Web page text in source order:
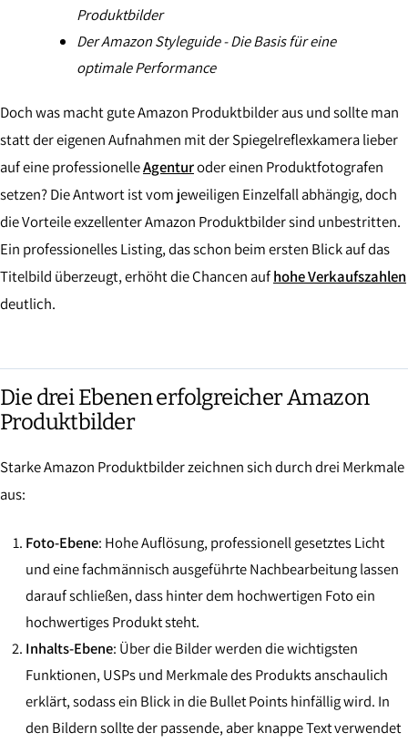
Produktbilder
Der Amazon Styleguide - Die Basis für eine
optimale Performance
Doch was macht gute Amazon Produktbilder aus und sollte man
statt der eigenen Aufnahmen mit der Spiegelreflexkamera lieber
auf eine professionelleAgenturoder einen Produktfotografen
setzen? Die Antwort ist vom jeweiligen Einzelfall abhängig, doch
die Vorteile exzellenter Amazon Produktbilder sind unbestritten.
Ein professionelles Listing, das schon beim ersten Blick auf das
Titelbild überzeugt, erhöht die Chancen aufhohe Verkaufszahlen
deutlich.
Die drei Ebenen erfolgreicher Amazon
Produktbilder
Starke Amazon Produktbilder zeichnen sich durch drei Merkmale
aus:
Foto-Ebene: Hohe Auflösung, professionell gesetztes Licht
und eine fachmännisch ausgeführte Nachbearbeitung lassen
darauf schließen, dass hinter dem hochwertigen Foto ein
hochwertiges Produkt steht.
Inhalts-Ebene: Über die Bilder werden die wichtigsten
Funktionen, USPs und Merkmale des Produkts anschaulich
erklärt, sodass ein Blick in die Bullet Points hinfällig wird. In
den Bildern sollte der passende, aber knappe Text verwendet